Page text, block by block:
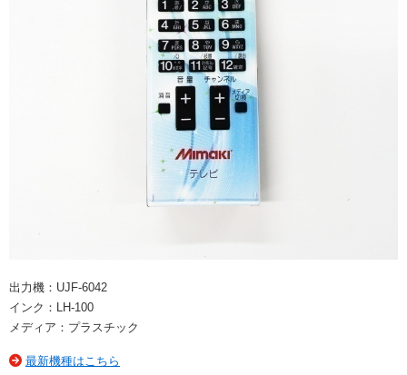
出力機：UJF-6042
インク：LH-100
メディア：プラスチック
最新機種はこちら